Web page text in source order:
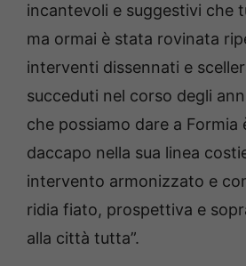
incantevoli e suggestivi che
ma ormai è stata rovinata
interventi dissennati e
succeduti nel corso degli
che possiamo dare a Formia
daccapo nella sua linea
intervento armonizzato e
ridia fiato, prospettiva e
alla città tutta”.